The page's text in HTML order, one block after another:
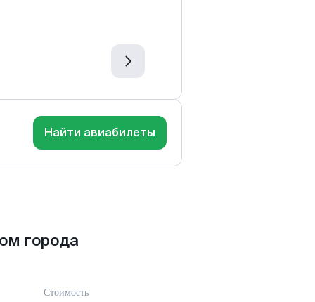
Найти авиабилеты
города
Стоимость